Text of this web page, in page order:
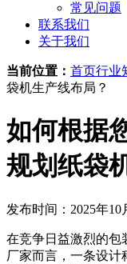
常见问题
联系我们
关于我们
当前位置： 首页行业
袋机生产线布局？
如何根据
规划纸袋
发布时间：2025年10
在竞争日益激烈的包
厂家而言，一条设计